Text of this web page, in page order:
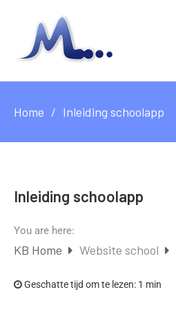
Home Inleiding schoolapp
Inleiding schoolapp
You are here:
KB Home Website school
Geschatte tijd om te lezen: 1 min